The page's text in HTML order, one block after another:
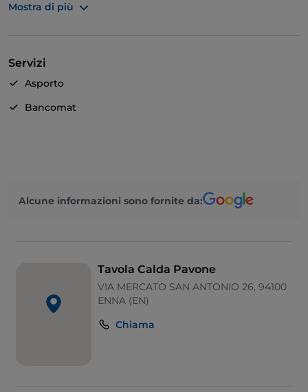
gustoso risotto allo zafferano e all'interno uno
Mostra di più
Servizi
Asporto
Bancomat
Alcune informazioni sono fornite da:
Tavola Calda Pavone
VIA MERCATO SAN ANTONIO 26, 94100
ENNA (EN)
Chiama